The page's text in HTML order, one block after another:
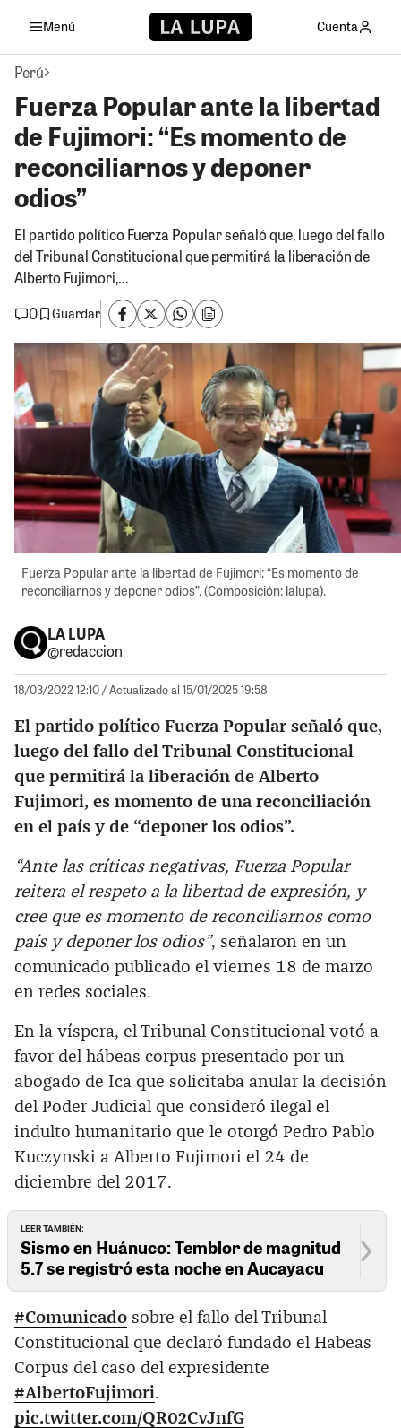
Menú Cuenta
Perú
Fuerza Popular ante la libertad
de Fujimori: “Es momento de
reconciliarnos y deponer
odios”
El partido político Fuerza Popular señaló que, luego del fallo
del Tribunal Constitucional que permitirá la liberación de
Alberto Fujimori,...
0
Guardar
Fuerza Popular ante la libertad de Fujimori: “Es momento de
reconciliarnos y deponer odios”. (Composición: lalupa).
LA LUPA
@redaccion
18/03/2022 12:10/ Actualizado al 15/01/2025 19:58
El partido político Fuerza Popular señaló que,
luego del fallo del Tribunal Constitucional
que permitirá la liberación de Alberto
Fujimori, es momento de una reconciliación
en el país y de “deponer los odios”.
“Ante las críticas negativas, Fuerza Popular
reitera el respeto a la libertad de expresión, y
cree que es momento de reconciliarnos como
país y deponer los odios”, señalaron en un
comunicado publicado el viernes 18 de marzo
en redes sociales.
En la víspera, el Tribunal Constitucional votó a
favor del hábeas corpus presentado por un
abogado de Ica que solicitaba anular la decisión
del Poder Judicial que consideró ilegal el
indulto humanitario que le otorgó Pedro Pablo
Kuczynski a Alberto Fujimori el 24 de
diciembre del 2017.
LEER TAMBIÉN:
Sismo en Huánuco: Temblor de magnitud
5.7 se registró esta noche en Aucayacu
#Comunicado sobre el fallo del Tribunal
Constitucional que declaró fundado el Habeas
Corpus del caso del expresidente
#AlbertoFujimori.
pic.twitter.com/QR02CvJnfG